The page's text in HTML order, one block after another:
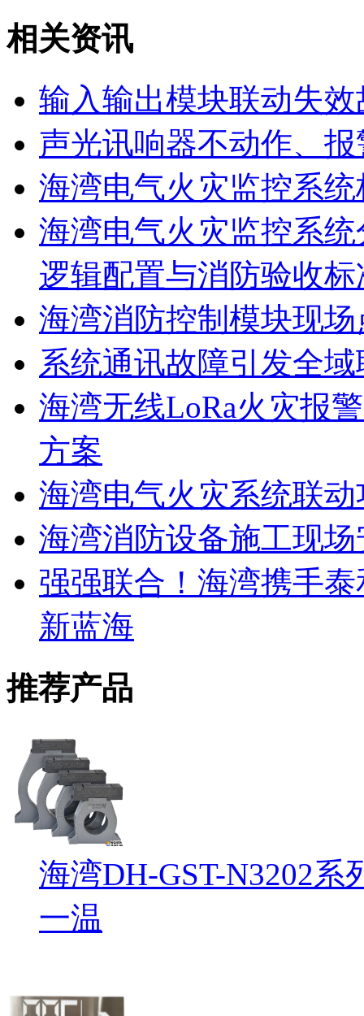
相关资讯
输入输出模块联动失效
声光讯响器不动作、
海湾电气火灾监控系
海湾电气火灾监控系
逻辑配置与消防验收标
海湾消防控制模块现
系统通讯故障引发全
海湾无线LoRa火灾报
方案
海湾电气火灾系统联
海湾消防设备施工现
强强联合！海湾携手
新蓝海
推荐产品
海湾DH-GST-N3202
一温